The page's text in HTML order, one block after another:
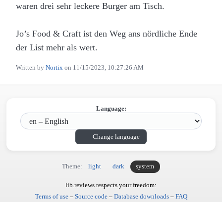
waren drei sehr leckere Burger am Tisch.
Jo’s Food & Craft ist den Weg ans nördliche Ende
der List mehr als wert.
Written by Nortix on 11/15/2023, 10:27:26 AM
Language:
Change language
Theme: light dark system
lib.reviews respects your freedom:
Terms of use– Source code– Database downloads– FAQ